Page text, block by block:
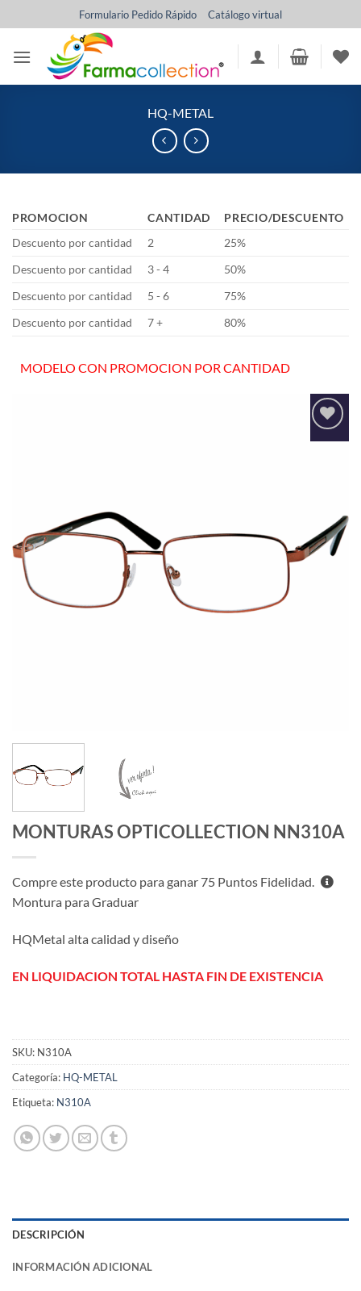
al
contenido
Formulario Pedido Rápido Catálogo virtual
HQ-METAL
PROMOCION CANTIDAD
PRECIO/DESCUENTO
Descuento por cantidad
2
25%
Descuento por cantidad
3 - 4
50%
Descuento por cantidad
5 - 6
75%
Descuento por cantidad
7 + 80%
MODELO CON PROMOCION POR CANTIDAD
Añadir
MONTURAS OPTICOLLECTION NN310A
Compre este producto para ganar 75 Puntos Fidelidad.
Montura para Graduar
HQMetal alta calidad y diseño
EN LIQUIDACION TOTAL HASTA FIN DE EXISTENCIA
SKU: N310A
Categoría: HQ-METAL
Etiqueta: N310A
DESCRIPCIÓN
INFORMACIÓN ADICIONAL